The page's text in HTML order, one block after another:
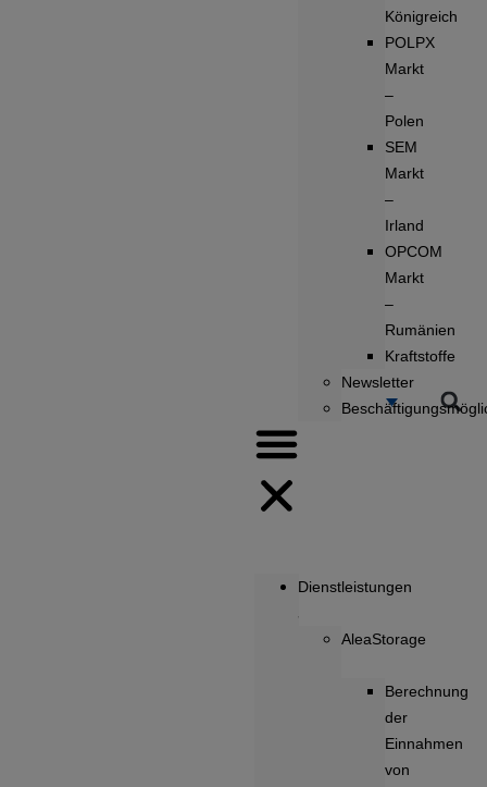
Königreich
POLPX
Markt
–
Polen
SEM
Markt
–
Irland
OPCOM
Markt
–
Rumänien
Kraftstoffe
Newsletter
Dienstleistungen
AleaStorage
Berechnung
der
Einnahmen
von